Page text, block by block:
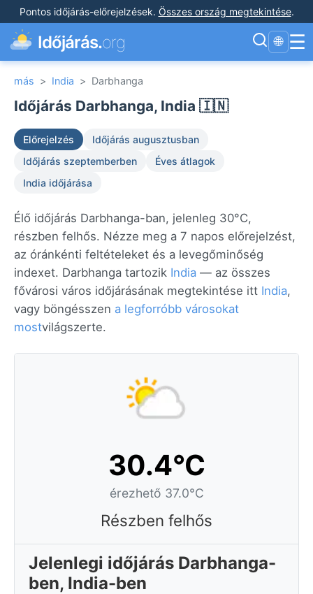
Pontos időjárás-előrejelzések. Összes ország megtekintése.
Időjárás.org 🌐 ☰
más > India > Darbhanga
Időjárás Darbhanga, India 🇮🇳
Előrejelzés
Időjárás augusztusban
Időjárás szeptemberben
Éves átlagok
India időjárása
Élő időjárás Darbhanga-ban, jelenleg 30°C,
részben felhős. Nézze meg a 7 napos előrejelzést,
az óránkénti feltételeket és a levegőminőség
indexet. Darbhanga tartozik India — az összes
fővárosi város időjárásának megtekintése itt India,
vagy böngésszen a legforróbb városokat
mostvilágszerte.
30.4°C
érezhető 37.0°C
Részben felhős
Jelenlegi időjárás Darbhanga-
ben, India-ben